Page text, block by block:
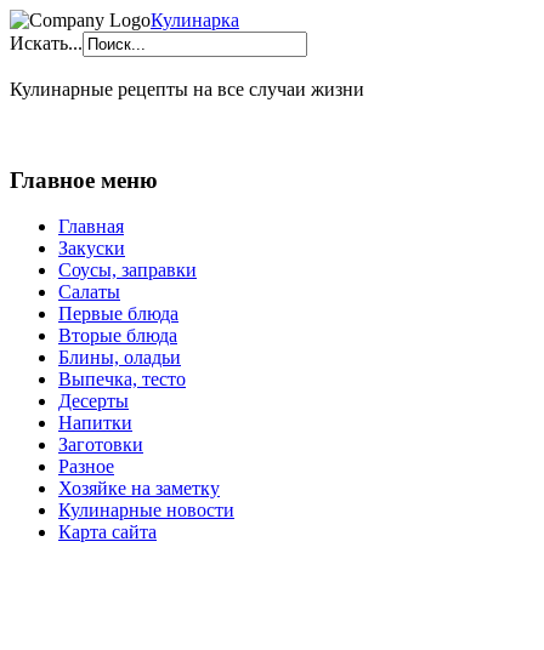
Кулинарка
Искать...
Кулинарные рецепты на все случаи жизни
Главное меню
Главная
Закуски
Соусы, заправки
Салаты
Первые блюда
Вторые блюда
Блины, оладьи
Выпечка, тесто
Десерты
Напитки
Заготовки
Разное
Хозяйке на заметку
Кулинарные новости
Карта сайта